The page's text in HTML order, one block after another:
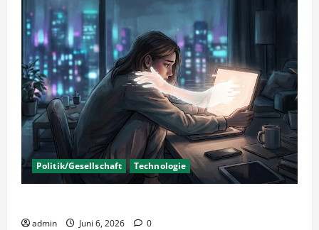
Politik/Gesellschaft Technologie
admin Juni 6, 2026 0